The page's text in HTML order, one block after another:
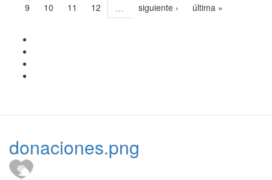
9
10 11 12 … siguiente › última »
donaciones.png